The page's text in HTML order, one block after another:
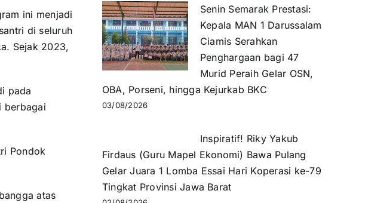
ini menjadi
di seluruh
Sejak 2023,
pada
berbagai
Pondok
atas
Senin Semarak Prestasi:
Kepala MAN 1 Darussalam
Ciamis Serahkan
Penghargaan bagi 47
Murid Peraih Gelar OSN,
OBA, Porseni, hingga Kejurkab BKC
03/08/2026
Inspiratif! Riky Yakub
Firdaus (Guru Mapel Ekonomi) Bawa Pulang
Gelar Juara 1 Lomba Essai Hari Koperasi ke-79
Tingkat Provinsi Jawa Barat